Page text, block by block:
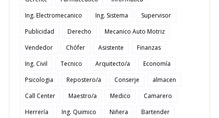
Ing. Electromecanico
Ing. Sistema
Supervisor
Publicidad
Derecho
Mecanico Auto Motriz
Vendedor
Chófer Asistente
Finanzas
Ing. Civil
Tecnico Arquitecto/a
Economía
Psicologia
Repostero/a Conserje
almacen
Call Center
Maestro/a Medico
Camarero
Herrería
Ing. Quimico Niñera
Bartender